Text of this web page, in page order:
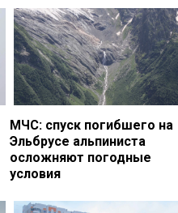
МЧС: спуск погибшего на
Эльбрусе альпиниста
осложняют погодные
условия